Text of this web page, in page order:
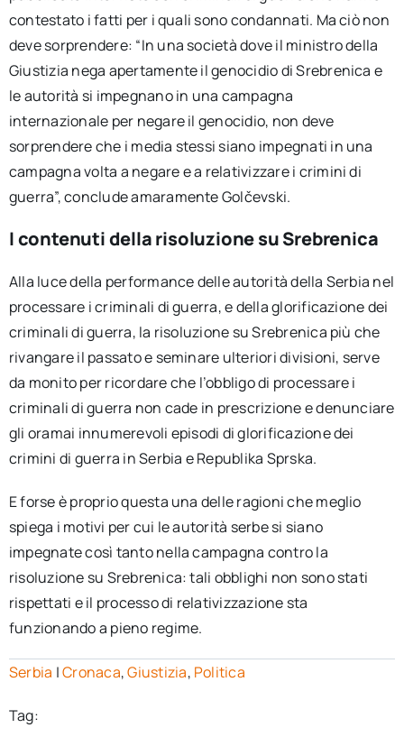
contestato i fatti per i quali sono condannati. Ma ciò non
deve sorprendere: “In una società dove il ministro della
Giustizia nega apertamente il genocidio di Srebrenica e
le autorità si impegnano in una campagna
internazionale per negare il genocidio, non deve
sorprendere che i media stessi siano impegnati in una
campagna volta a negare e a relativizzare i crimini di
guerra”, conclude amaramente Golčevski.
I contenuti della risoluzione su Srebrenica
Alla luce della performance delle autorità della Serbia nel
processare i criminali di guerra, e della glorificazione dei
criminali di guerra, la risoluzione su Srebrenica più che
rivangare il passato e seminare ulteriori divisioni, serve
da monito per ricordare che l’obbligo di processare i
criminali di guerra non cade in prescrizione e denunciare
gli oramai innumerevoli episodi di glorificazione dei
crimini di guerra in Serbia e Republika Sprska.
E forse è proprio questa una delle ragioni che meglio
spiega i motivi per cui le autorità serbe si siano
impegnate così tanto nella campagna contro la
risoluzione su Srebrenica: tali obblighi non sono stati
rispettati e il processo di relativizzazione sta
funzionando a pieno regime.
Serbia |Cronaca,Giustizia, Politica
Tag: